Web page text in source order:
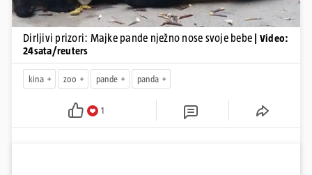
Dirljivi prizori: Majke pande nježno nose svoje bebe
| Video:
24sata/reuters
kina zoo pande panda
1